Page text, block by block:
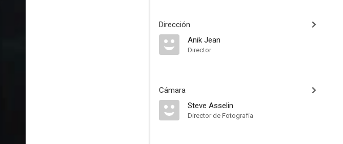
Dirección
Anik Jean
Director
Cámara
Steve Asselin
Director de Fotografía